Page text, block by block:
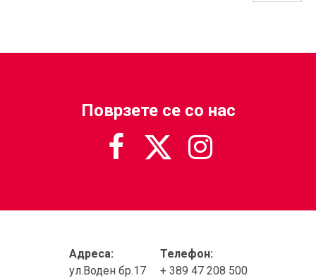
Поврзете се со нас
  
Адреса:
ул.Воден бр.17
Телефон:
+ 389 47 208 500